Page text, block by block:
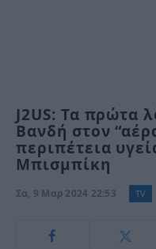
J2US: Τα πρώτα
Βανδή στον
περιπέτεια
Μπισμπίκη
Σα, 9 Μαρ 2024 22:53 TV